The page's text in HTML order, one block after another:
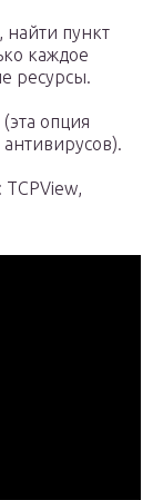
найти пункт
каждое
ресурсы.
опция